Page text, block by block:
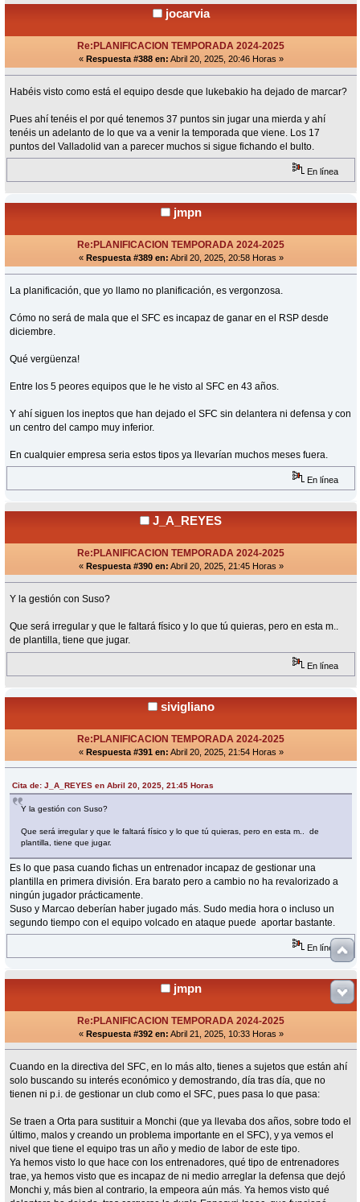
jocarvia
Re:PLANIFICACION TEMPORADA 2024-2025
« Respuesta #388 en: Abril 20, 2025, 20:46 Horas »
Habéis visto como está el equipo desde que lukebakio ha dejado de marcar?
Pues ahí tenéis el por qué tenemos 37 puntos sin jugar una mierda y ahí
tenéis un adelanto de lo que va a venir la temporada que viene. Los 17
puntos del Valladolid van a parecer muchos si sigue fichando el bulto.
En línea
jmpn
Re:PLANIFICACION TEMPORADA 2024-2025
« Respuesta #389 en: Abril 20, 2025, 20:58 Horas »
La planificación, que yo llamo no planificación, es vergonzosa.
Cómo no será de mala que el SFC es incapaz de ganar en el RSP desde
diciembre.
Qué vergüenza!
Entre los 5 peores equipos que le he visto al SFC en 43 años.
Y ahí siguen los ineptos que han dejado el SFC sin delantera ni defensa y con
un centro del campo muy inferior.
En cualquier empresa seria estos tipos ya llevarían muchos meses fuera.
En línea
J_A_REYES
Re:PLANIFICACION TEMPORADA 2024-2025
« Respuesta #390 en: Abril 20, 2025, 21:45 Horas »
Y la gestión con Suso?
Que será irregular y que le faltará físico y lo que tú quieras, pero en esta m..
de plantilla, tiene que jugar.
En línea
sivigliano
Re:PLANIFICACION TEMPORADA 2024-2025
« Respuesta #391 en: Abril 20, 2025, 21:54 Horas »
Cita de: J_A_REYES en Abril 20, 2025, 21:45 Horas
Y la gestión con Suso?
Que será irregular y que le faltará físico y lo que tú quieras, pero en esta m.. de
plantilla, tiene que jugar.
Es lo que pasa cuando fichas un entrenador incapaz de gestionar una
plantilla en primera división. Era barato pero a cambio no ha revalorizado a
ningún jugador prácticamente.
Suso y Marcao deberían haber jugado más. Sudo media hora o incluso un
segundo tiempo con el equipo volcado en ataque puede aportar bastante.
En línea
jmpn
Re:PLANIFICACION TEMPORADA 2024-2025
« Respuesta #392 en: Abril 21, 2025, 10:33 Horas »
Cuando en la directiva del SFC, en lo más alto, tienes a sujetos que están ahí
solo buscando su interés económico y demostrando, día tras día, que no
tienen ni p.i. de gestionar un club como el SFC, pues pasa lo que pasa:
Se traen a Orta para sustituir a Monchi (que ya llevaba dos años, sobre todo el
último, malos y creando un problema importante en el SFC), y ya vemos el
nivel que tiene el equipo tras un año y medio de labor de este tipo.
Ya hemos visto lo que hace con los entrenadores, qué tipo de entrenadores
trae, ya hemos visto que es incapaz de ni medio arreglar la defensa que dejó
Monchi y, más bien al contrario, la empeora aún más. Ya hemos visto qué